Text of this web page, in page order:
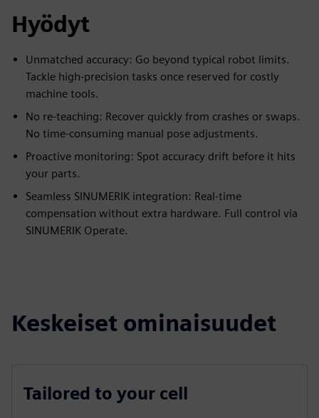
Hyödyt
Unmatched accuracy: Go beyond typical robot limits.
Tackle high-precision tasks once reserved for costly
machine tools.
No re-teaching: Recover quickly from crashes or swaps.
No time-consuming manual pose adjustments.
Proactive monitoring: Spot accuracy drift before it hits
your parts.
Seamless SINUMERIK integration: Real-time
compensation without extra hardware. Full control via
SINUMERIK Operate.
Keskeiset ominaisuudet
Tailored to your cell